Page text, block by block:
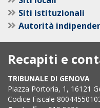
Siti istituzionali
Autorità
Recapiti e
TRIBUNALE DI GENOVA
Piazza Portoria, 1, 16121
Codice Fiscale